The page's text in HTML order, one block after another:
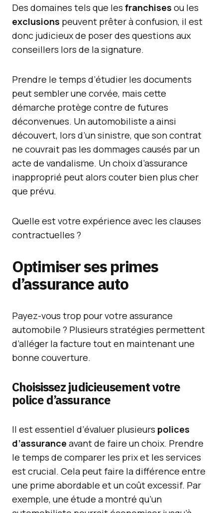
Des domaines tels que les franchises ou les
exclusions peuvent prêter à confusion, il est
donc judicieux de poser des questions aux
conseillers lors de la signature.
Prendre le temps d’étudier les documents
peut sembler une corvée, mais cette
démarche protège contre de futures
déconvenues. Un automobiliste a ainsi
découvert, lors d’un sinistre, que son contrat
ne couvrait pas les dommages causés par un
acte de vandalisme. Un choix d’assurance
inapproprié peut alors couter bien plus cher
que prévu.
Quelle est votre expérience avec les clauses
contractuelles ?
Optimiser ses primes
d’assurance auto
Payez-vous trop pour votre assurance
automobile ? Plusieurs stratégies permettent
d’alléger la facture tout en maintenant une
bonne couverture.
Choisissez judicieusement votre
police d’assurance
Il est essentiel d’évaluer plusieurs polices
d’assurance avant de faire un choix. Prendre
le temps de comparer les prix et les services
est crucial. Cela peut faire la différence entre
une prime abordable et un coût excessif. Par
exemple, une étude a montré qu’un